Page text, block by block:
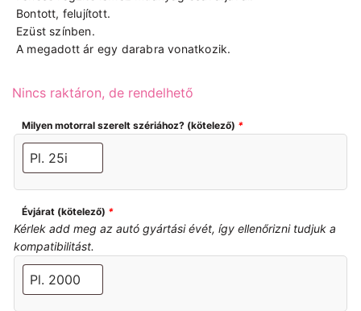
Bontott, felujított.
Ezüst színben.
A megadott ár egy darabra vonatkozik.
Nincs raktáron, de rendelhető
Milyen motorral szerelt szériához? (kötelező) *
Évjárat (kötelező) *
Kérlek add meg az autó gyártási évét, így ellenőrizni tudjuk a
kompatibilitást.